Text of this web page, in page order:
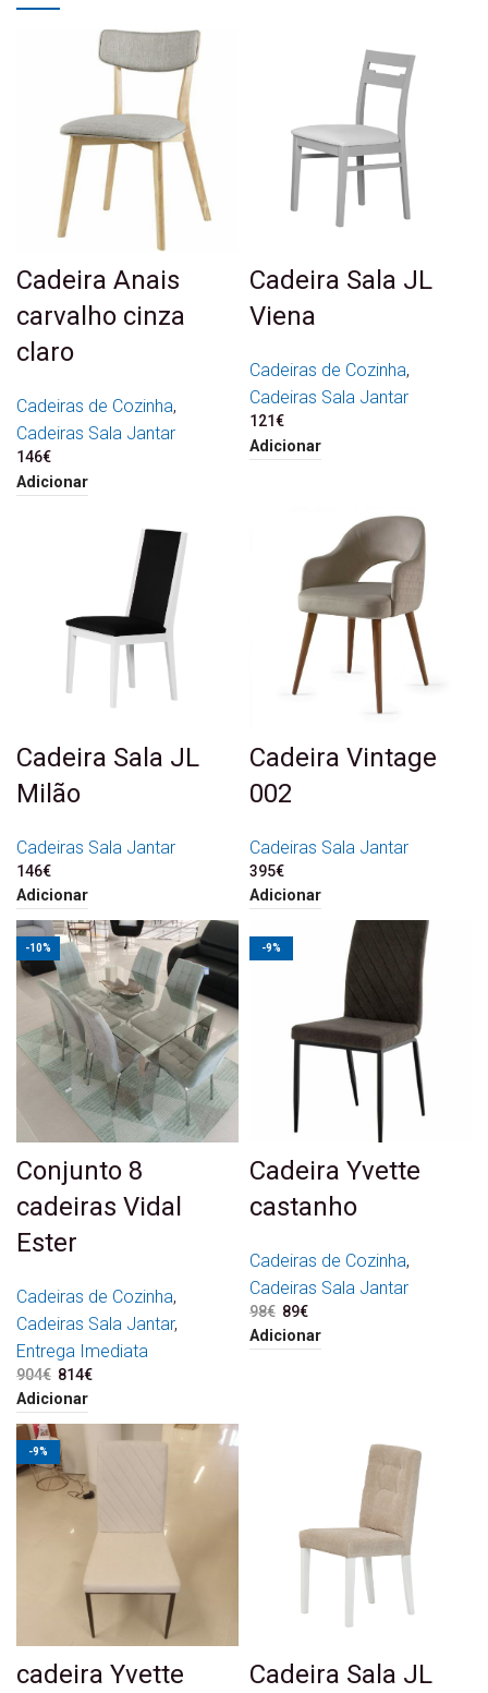
Cadeira Anais
carvalho cinza
claro
Cadeiras de Cozinha,
Cadeiras Sala Jantar
146€
Adicionar
Cadeira Sala JL
Viena
Cadeiras de Cozinha,
Cadeiras Sala Jantar
121€
Adicionar
Cadeira Sala JL
Milão
Cadeiras Sala Jantar
146€
Adicionar
Cadeira Vintage
002
Cadeiras Sala Jantar
395€
Adicionar
-10%
Conjunto 8
cadeiras Vidal
Ester
Cadeiras de Cozinha,
Cadeiras Sala Jantar,
Entrega Imediata
904€ O preço original era:
904€.
814€
Adicionar
-9%
Cadeira Yvette
castanho
Cadeiras de Cozinha,
Cadeiras Sala Jantar
98€ O preço original era: 98€.
89€
Adicionar
-9%
cadeira Yvette
Cadeira Sala JL